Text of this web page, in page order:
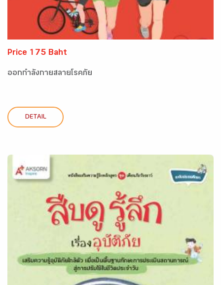
Price 175 Baht
ออกกำลังกายสลายโรคภัย
DETAIL